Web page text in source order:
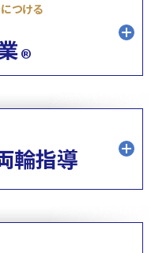
つける
®
発問
考え方や答えまでの
。だから、頭は常にフ
、試験で正誤を分け
ので、
輪指導
ナル